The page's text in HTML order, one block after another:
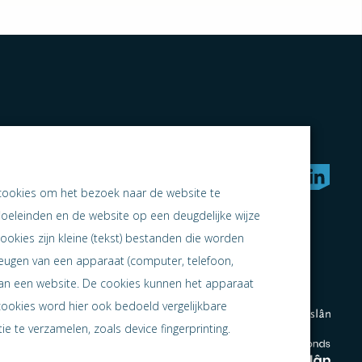
naar samen ondernemen
om het bezoek naar de website te
en de website op een deugdelijke wijze
zijn kleine (tekst) bestanden die worden
van een apparaat (computer, telefoon,
een website. De cookies kunnen het apparaat
word hier ook bedoeld vergelijkbare
te verzamelen, zoals device fingerprinting.